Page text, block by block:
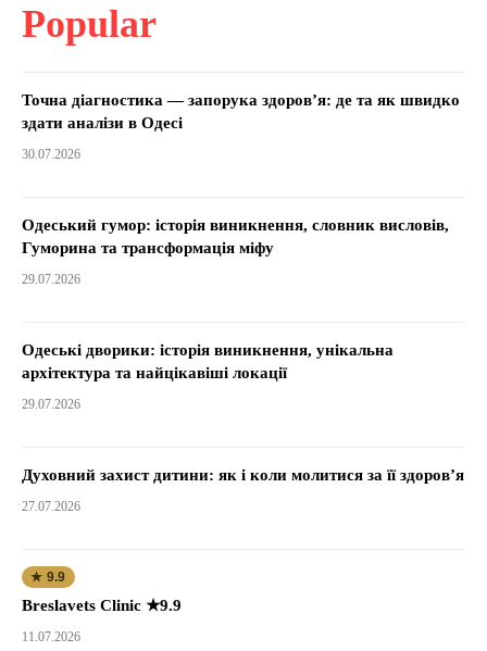
Popular
Точна діагностика — запорука здоров’я: де та як швидко
здати аналізи в Одесі
30.07.2026
Одеський гумор: історія виникнення, словник висловів,
Гуморина та трансформація міфу
29.07.2026
Одеські дворики: історія виникнення, унікальна
архітектура та найцікавіші локації
29.07.2026
Духовний захист дитини: як і коли молитися за її здоров’я
27.07.2026
★ 9.9
Breslavets Clinic ★9.9
11.07.2026